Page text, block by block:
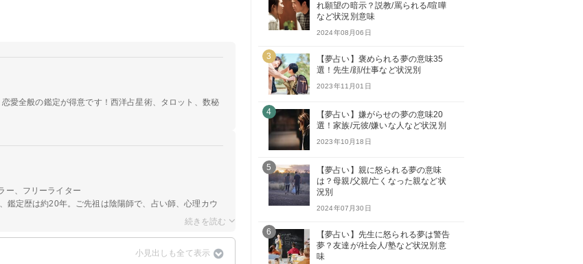
愛全般の鑑定が得意です！西洋占星術、タロット、数秘
ー、フリーライター
鑑定歴は約20年。ご先祖は陰陽師で、占い師、心理カウ
れ願望の暗示？説教/罵られる/喧嘩
など状況別意味
2024年08月06日
3
【夢占い】褒められる夢の意味35
選！先生/顔/仕事など状況別
2023年11月01日
4
【夢占い】嫌がらせの夢の意味20
選！家族/元彼/嫌いな人など状況別
2023年10月18日
5
【夢占い】親に怒られる夢の意味
は？母親/父親/亡くなった親など状
況別
2024年07月30日
6
【夢占い】先生に怒られる夢は警告
夢？友達が/社会人/塾など状況別意
味